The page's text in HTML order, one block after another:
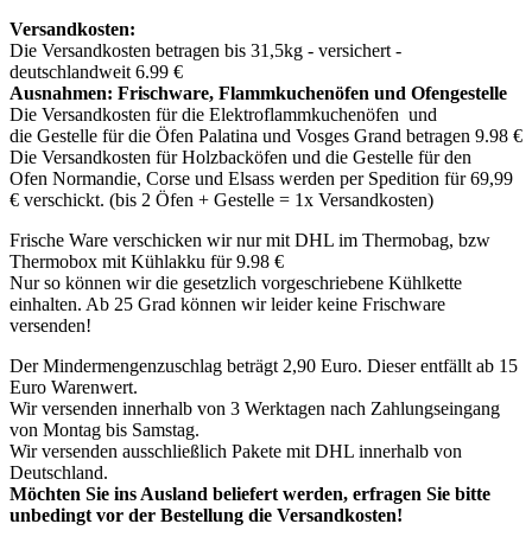
Versandkosten:
Die Versandkosten betragen bis 31,5kg - versichert -
deutschlandweit 6.99 €
Ausnahmen: Frischware, Flammkuchenöfen und Ofengestelle
Die Versandkosten für die Elektroflammkuchenöfen und
die Gestelle für die Öfen Palatina und Vosges Grand betragen 9.98 €
Die Versandkosten für Holzbacköfen und die Gestelle für den
Ofen Normandie, Corse und Elsass werden per Spedition für 69,99
€ verschickt. (bis 2 Öfen + Gestelle = 1x Versandkosten)
Frische Ware verschicken wir nur mit DHL im Thermobag, bzw
Thermobox mit Kühlakku für 9.98 €
Nur so können wir die gesetzlich vorgeschriebene Kühlkette
einhalten. Ab 25 Grad können wir leider keine Frischware
versenden!
Der Mindermengenzuschlag beträgt 2,90 Euro. Dieser entfällt ab 15
Euro Warenwert.
Wir versenden innerhalb von 3 Werktagen nach Zahlungseingang
von Montag bis Samstag.
Wir versenden ausschließlich Pakete mit DHL innerhalb von
Deutschland.
Möchten Sie ins Ausland beliefert werden, erfragen Sie bitte
unbedingt vor der Bestellung die Versandkosten!